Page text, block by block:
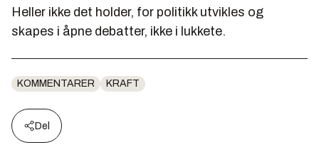
Heller ikke det holder, for politikk utvikles og
skapes i åpne debatter, ikke i lukkete.
KOMMENTARER KRAFT
Del